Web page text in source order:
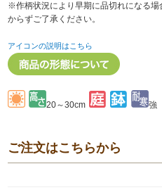
※作柄状況により早期に品切れになる場
からずご了承ください。
アイコンの説明はこちら
20～30cm 強
ご注文はこちらから